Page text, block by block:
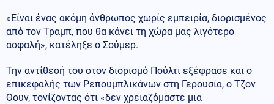
«Είναι ένας ακόμη άνθρωπος χωρίς εμπειρία, διορισμένος
από τον Τραμπ, που θα κάνει τη χώρα μας λιγότερο
ασφαλή», κατέληξε ο Σούμερ.
Την αντίθεσή του στον διορισμό Πούλτι εξέφρασε και ο
επικεφαλής των Ρεπουμπλικάνων στη Γερουσία, ο Τζον
Θουν, τονίζοντας ότι «δεν χρειαζόμαστε μια